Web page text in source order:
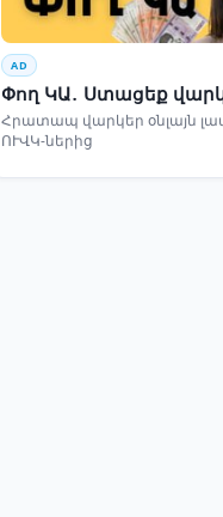
AD
Փող ԿԱ․ Ստացեք վարկ
Հրատապ վարկեր օնլայն
ՈՒՎԿ-ներից